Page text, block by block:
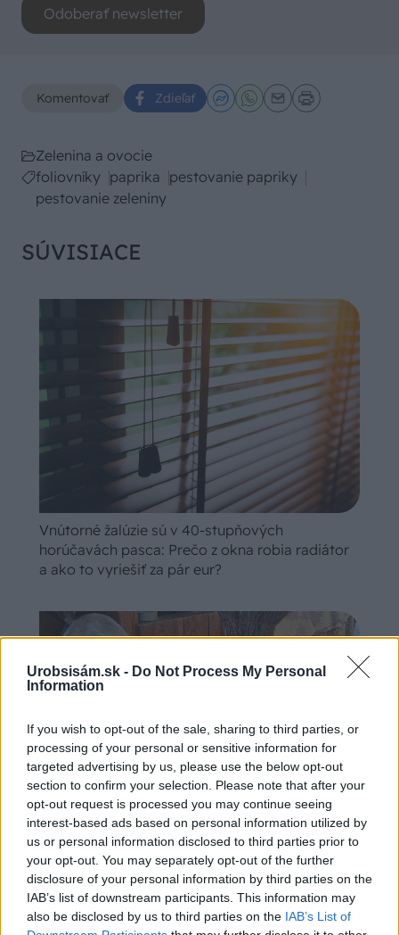
Urobsisám.sk - Do Not Process My Personal
Information
If you wish to opt-out of the sale, sharing to third parties, or
processing of your personal or sensitive information for
targeted advertising by us, please use the below opt-out
section to confirm your selection. Please note that after your
opt-out request is processed you may continue seeing
interest-based ads based on personal information utilized by
us or personal information disclosed to third parties prior to
your opt-out. You may separately opt-out of the further
disclosure of your personal information by third parties on the
IAB’s list of downstream participants. This information may
also be disclosed by us to third parties on the IAB’s List of
Odoberať newsletter
Komentovať Zdieľať
Zelenina a ovocie
foliovníky paprika pestovanie papriky
pestovanie zeleniny
SÚVISIACE
Vnútorné žalúzie sú v 40-stupňových
horúčavách pasca: Prečo z okna robia radiátor
a ako to vyriešiť za pár eur?
Ako si vyrobiť poctivú brezovú metlu, ktorá
vydrží roky? Pavol ich takto vyrobil už stovky